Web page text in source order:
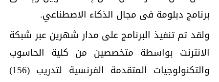
برنامج دبلومة فى مجال الذكاء الاصطناعي.
ولقد تم تنفيذ البرنامج على مدار شهرين عبر شبكة
الانترنت بواسطة متخصصين من كلية الحاسوب
والتكنولوجيات المتقدمة الفرنسية لتدريب (156)